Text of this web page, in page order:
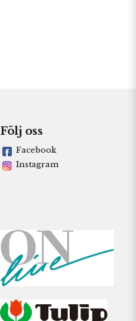
Följ oss
Facebook
Instagram